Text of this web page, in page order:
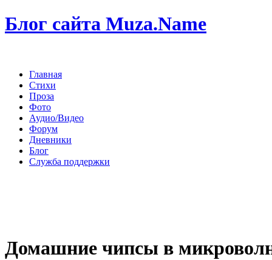
Блог сайта Muza.Name
Главная
Стихи
Проза
Фото
Аудио/Видео
Форум
Дневники
Блог
Служба поддержки
Домашние чипсы в